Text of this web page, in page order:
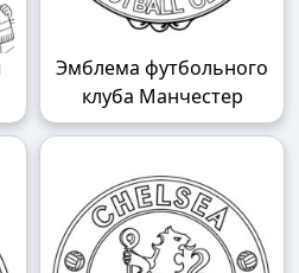
Эмблема футбольного
клуба Манчестер